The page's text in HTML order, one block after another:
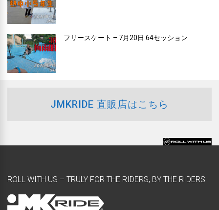
フリースケート – 7月20日 64セッション
JMKRIDE 直販店はこちら
ROLL WITH US – TRULY FOR THE RIDERS, BY THE RIDERS